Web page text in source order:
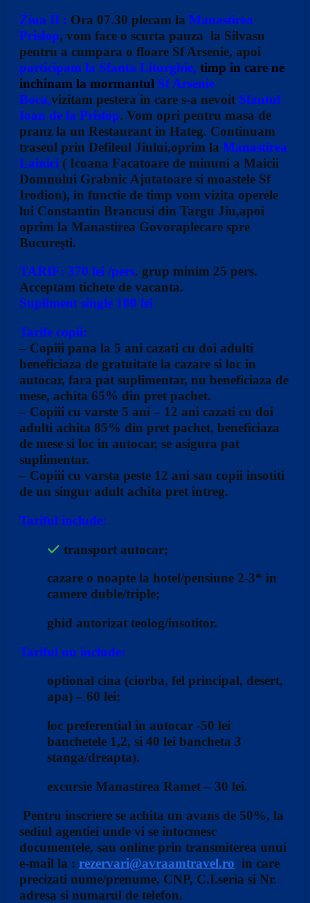
Ziua II : Ora 07.30 plecam la Manastirea
Prislop, vom face o scurta pauza la Silvasu
pentru a cumpara o floare Sf Arsenie, apoi
participam la Sfanta Liturghie, timp in care ne
inchinam la mormantul Sf Arsenie
Boca,vizitam pestera in care s-a nevoit Sfantul
Ioan de la Prislop. Vom opri pentru masa de
pranz la un Restaurant in Hateg. Continuam
traseul prin Defileul Jiului,oprim la Manastirea
Lainici ( Icoana Facatoare de minuni a Maicii
Domnului Grabnic Ajutatoare si moastele Sf
Irodion), in functie de timp vom vizita operele
lui Constantin Brancusi din Targu Jiu,apoi
oprim la Manastirea Govoraplecare spre
Bucureşti.
TARIF: 370 lei /pers. grup minim 25 pers.
Acceptam tichete de vacanta.
Supliment single 100 lei
Tarife copii:
– Copiii pana la 5 ani cazati cu doi adulti
beneficiaza de gratuitate la cazare si loc in
autocar, fara pat suplimentar, nu beneficiaza de
mese, achita 65% din pret pachet.
– Copiii cu varste 5 ani – 12 ani cazati cu doi
adulti achita 85% din pret pachet, beneficiaza
de mese si loc in autocar, se asigura pat
suplimentar.
– Copiii cu varsta peste 12 ani sau copii insotiti
de un singur adult achita pret intreg.
Tariful include:
transport autocar;
cazare o noapte la hotel/pensiune 2-3* in
camere duble/triple;
ghid autorizat teolog/insotitor.
Tariful nu include:
optional cina (ciorba, fel principal, desert,
apa) – 60 lei;
loc preferential în autocar -50 lei
banchetele 1,2, si 40 lei bancheta 3
stanga/dreapta).
excursie Manastirea Ramet – 30 lei.
Pentru inscriere se achita un avans de 50%, la
sediul agentiei unde vi se intocmesc
documentele, sau online prin transmiterea unui
e-mail la : rezervari@avraamtravel.ro in care
precizati nume/prenume, CNP, C.I.seria si Nr.
adresa si numarul de telefon.